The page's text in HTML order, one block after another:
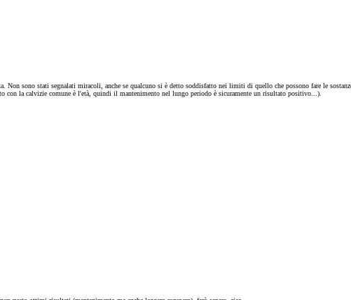
sono stati segnalati miracoli, anche se qualcuno si è detto soddisfatto nei limiti di quello che possono fare le
con la calvizie comune è l'età, quindi il mantenimento nel lungo periodo è sicuramente un risultato positivo...).